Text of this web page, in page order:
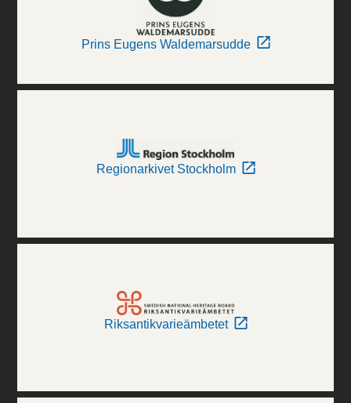
Prins Eugens Waldemarsudde
Regionarkivet Stockholm
Riksantikvarieämbetet